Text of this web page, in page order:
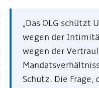
„Das OLG schützt
wegen der
wegen der
Schutz. Die Frage,